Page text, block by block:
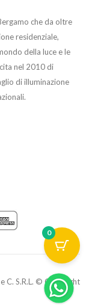
che da oltre
residenziale,
della luce e le
nel 2010 di
di illuminazione
C. S.R.L. © Copyright
0